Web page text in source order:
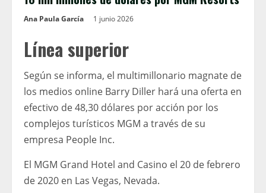
Ana Paula García 1 junio 2026
Línea superior
Según se informa, el multimillonario magnate de
los medios online Barry Diller hará una oferta en
efectivo de 48,30 dólares por acción por los
complejos turísticos MGM a través de su
empresa People Inc.
El MGM Grand Hotel and Casino el 20 de febrero
de 2020 en Las Vegas, Nevada.